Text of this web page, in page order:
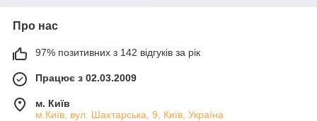
Про нас
97% позитивних з 142 відгуків за рік
Працює з 02.03.2009
м. Київ
м.Київ, вул. Шахтарська, 9, Київ, Україна